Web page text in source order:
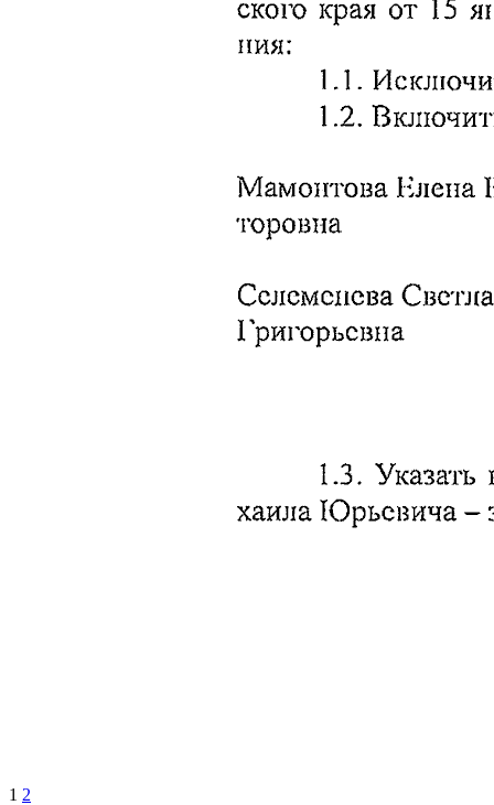
1 2